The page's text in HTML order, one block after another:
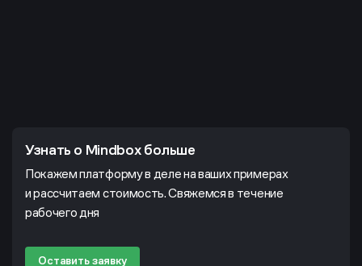
Узнать о Mindbox больше
Покажем платформу в деле на ваших примерах
и рассчитаем стоимость. Свяжемся в течение
рабочего дня
Оставить заявку